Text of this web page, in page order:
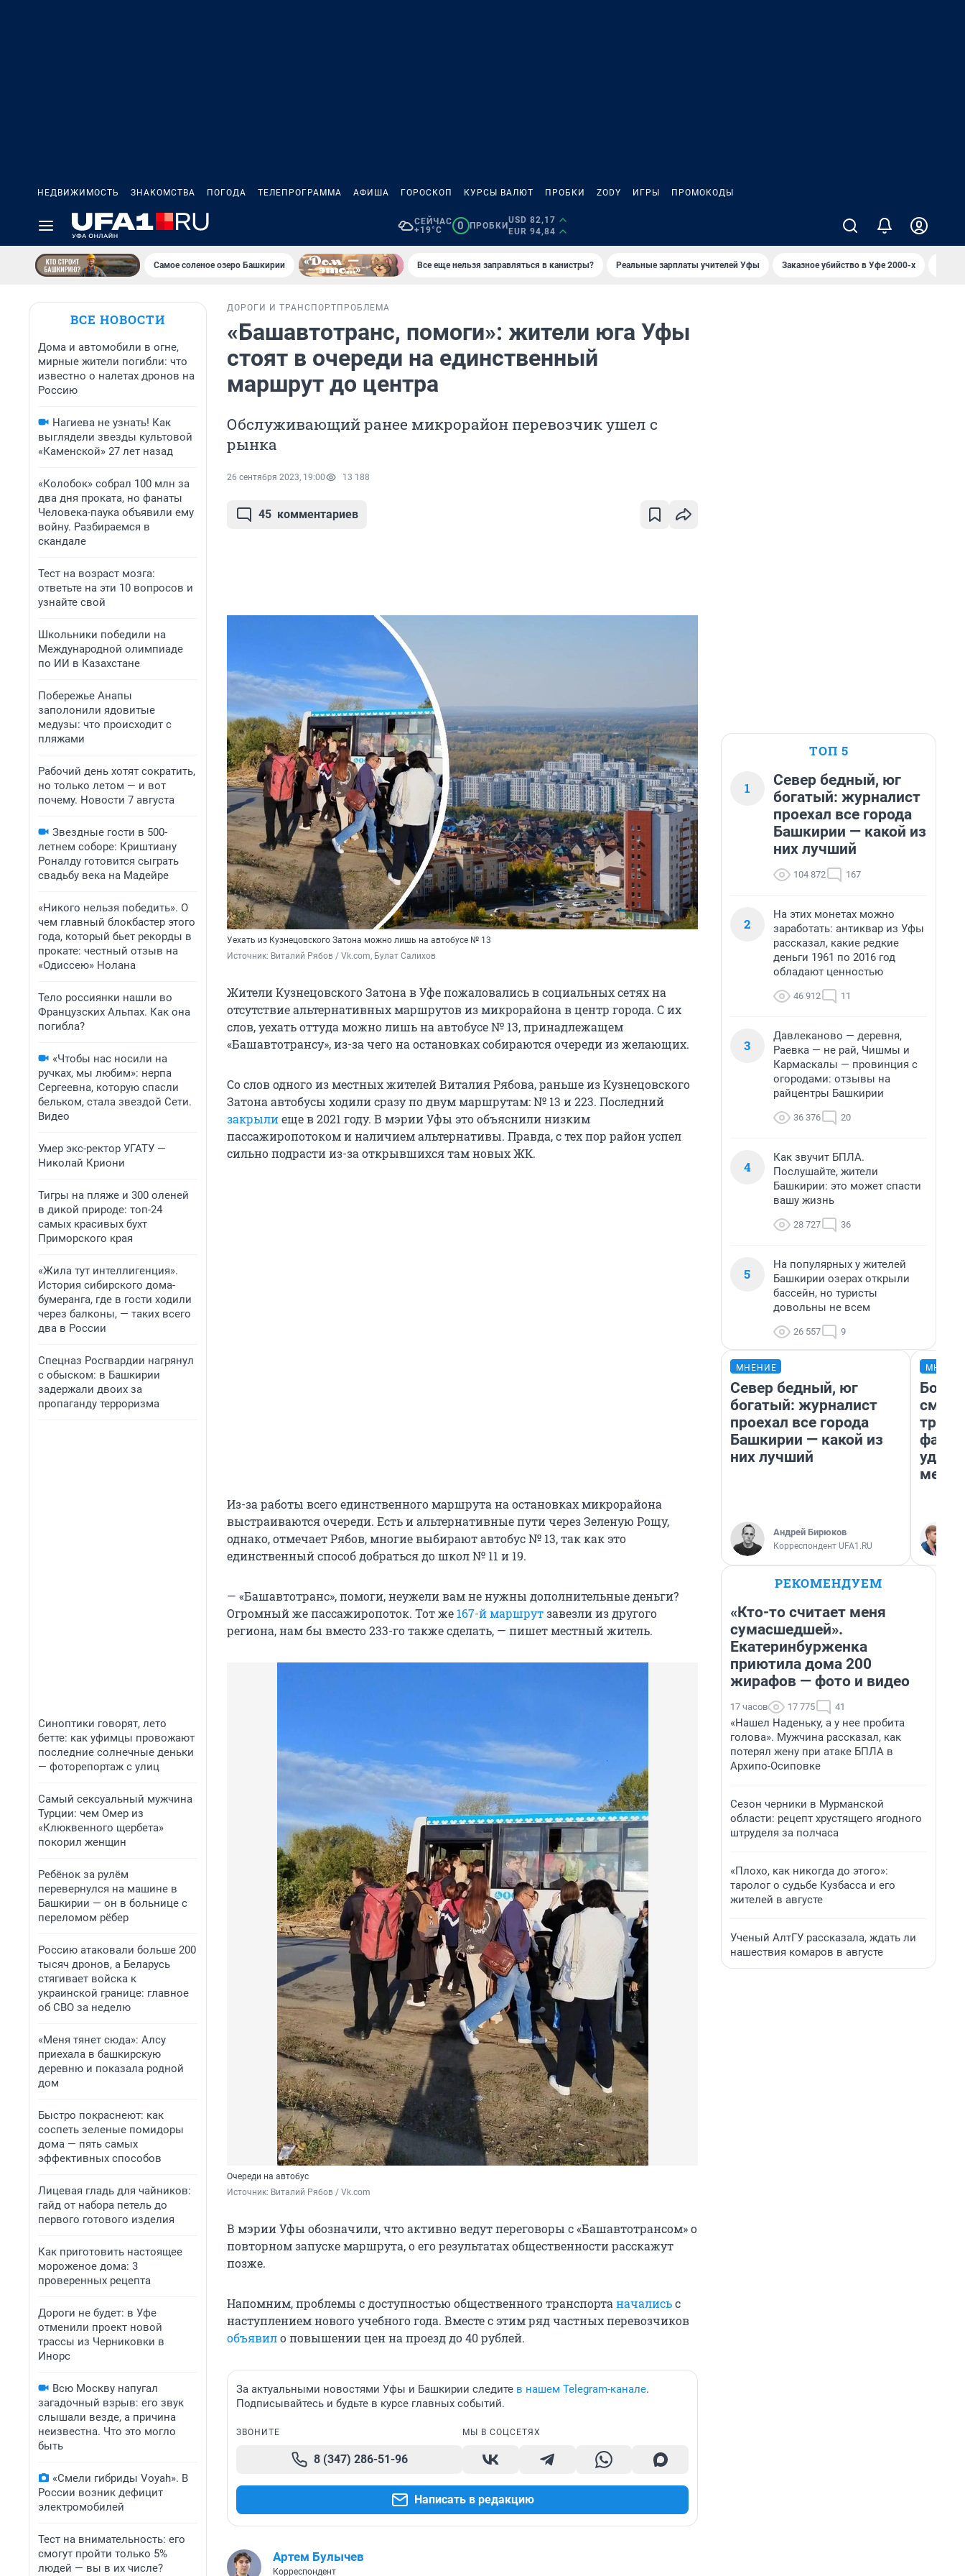
НЕДВИЖИМОСТЬ ЗНАКОМСТВА ПОГОДА ТЕЛЕПРОГРАММА АФИША ГОРОСКОП КУРСЫ ВАЛЮТ ПРОБКИ ZODY ИГРЫ ПРОМОКОДЫ
СЕЙЧАС
+19°C
0 ПРОБКИ
USD 82,17
EUR 94,84
Самое соленое озеро Башкирии Все еще нельзя заправляться в канистры? Реальные зарплаты учителей Уфы Заказное убийство в Уфе 2000-х
ВСЕ НОВОСТИ
Дома и автомобили в огне,
мирные жители погибли: что
известно о налетах дронов на
Россию
Нагиева не узнать! Как
выглядели звезды культовой
«Каменской» 27 лет назад
«Колобок» собрал 100 млн за
два дня проката, но фанаты
Человека-паука объявили ему
войну. Разбираемся в
скандале
Тест на возраст мозга:
ответьте на эти 10 вопросов и
узнайте свой
Школьники победили на
Международной олимпиаде
по ИИ в Казахстане
Побережье Анапы
заполонили ядовитые
медузы: что происходит с
пляжами
Рабочий день хотят сократить,
но только летом — и вот
почему. Новости 7 августа
Звездные гости в 500-
летнем соборе: Криштиану
Роналду готовится сыграть
свадьбу века на Мадейре
«Никого нельзя победить». О
чем главный блокбастер этого
года, который бьет рекорды в
прокате: честный отзыв на
«Одиссею» Нолана
Тело россиянки нашли во
Французских Альпах. Как она
погибла?
«Чтобы нас носили на
ручках, мы любим»: нерпа
Сергеевна, которую спасли
бельком, стала звездой Сети.
Видео
Умер экс-ректор УГАТУ —
Николай Криони
Тигры на пляже и 300 оленей
в дикой природе: топ-24
самых красивых бухт
Приморского края
«Жила тут интеллигенция».
История сибирского дома-
бумеранга, где в гости ходили
через балконы, — таких всего
два в России
Спецназ Росгвардии нагрянул
с обыском: в Башкирии
задержали двоих за
пропаганду терроризма
Синоптики говорят, лето
бетте: как уфимцы провожают
последние солнечные деньки
— фоторепортаж с улиц
Самый сексуальный мужчина
Турции: чем Омер из
«Клюквенного щербета»
покорил женщин
Ребёнок за рулём
перевернулся на машине в
Башкирии — он в больнице с
переломом рёбер
Россию атаковали больше 200
тысяч дронов, а Беларусь
стягивает войска к
украинской границе: главное
об СВО за неделю
«Меня тянет сюда»: Алсу
приехала в башкирскую
деревню и показала родной
дом
Быстро покраснеют: как
соспеть зеленые помидоры
дома — пять самых
эффективных способов
Лицевая гладь для чайников:
гайд от набора петель до
первого готового изделия
Как приготовить настоящее
мороженое дома: 3
проверенных рецепта
Дороги не будет: в Уфе
отменили проект новой
трассы из Черниковки в
Инорс
Всю Москву напугал
загадочный взрыв: его звук
слышали везде, а причина
неизвестна. Что это могло
быть
«Смели гибриды Voyah». В
России возник дефицит
электромобилей
Тест на внимательность: его
смогут пройти только 5%
людей — вы в их числе?
ДОРОГИ И ТРАНСПОРТ ПРОБЛЕМА
«Башавтотранс, помоги»: жители юга Уфы
стоят в очереди на единственный
маршрут до центра
Обслуживающий ранее микрорайон перевозчик ушел с
рынка
26 сентября 2023, 19:00 13 188
45 комментариев
Уехать из Кузнецовского Затона можно лишь на автобусе № 13
Источник: Виталий Рябов / Vk.com, Булат Салихов
Жители Кузнецовского Затона в Уфе пожаловались в социальных сетях на
отсутствие альтернативных маршрутов из микрорайона в центр города. С их
слов, уехать оттуда можно лишь на автобусе № 13, принадлежащем
«Башавтотрансу», из-за чего на остановках собираются очереди из желающих.
Со слов одного из местных жителей Виталия Рябова, раньше из Кузнецовского
Затона автобусы ходили сразу по двум маршрутам: № 13 и 223. Последний
закрылиеще в 2021 году. В мэрии Уфы это объяснили низким
пассажиропотоком и наличием альтернативы. Правда, с тех пор район успел
сильно подрасти из-за открывшихся там новых ЖК.
Из-за работы всего единственного маршрута на остановках микрорайона
выстраиваются очереди. Есть и альтернативные пути через Зеленую Рощу,
однако, отмечает Рябов, многие выбирают автобус № 13, так как это
единственный способ добраться до школ № 11 и 19.
— «Башавтотранс», помоги, неужели вам не нужны дополнительные деньги?
Огромный же пассажиропоток. Тот же 167-й маршрутзавезли из другого
региона, нам бы вместо 233-го также сделать, — пишет местный житель.
Очереди на автобус
Источник: Виталий Рябов / Vk.com
В мэрии Уфы обозначили, что активно ведут переговоры с «Башавтотрансом» о
повторном запуске маршрута, о его результатах общественности расскажут
позже.
Напомним, проблемы с доступностью общественного транспорта началисьс
наступлением нового учебного года. Вместе с этим ряд частных перевозчиков
объявило повышении цен на проезд до 40 рублей.
За актуальными новостями Уфы и Башкирии следите в нашем Telegram-канале.
Подписывайтесь и будьте в курсе главных событий.
ЗВОНИТЕ
8 (347) 286-51-96
МЫ В СОЦСЕТЯХ
Написать в редакцию
Артем Булычев
Корреспондент
ТОП 5
1
Север бедный, юг
богатый: журналист
проехал все города
Башкирии — какой из
них лучший
104 872 167
2
На этих монетах можно
заработать: антиквар из Уфы
рассказал, какие редкие
деньги 1961 по 2016 год
обладают ценностью
46 912 11
3
Давлеканово — деревня,
Раевка — не рай, Чишмы и
Кармаскалы — провинция с
огородами: отзывы на
райцентры Башкирии
36 376 20
4
Как звучит БПЛА.
Послушайте, жители
Башкирии: это может спасти
вашу жизнь
28 727 36
5
На популярных у жителей
Башкирии озерах открыли
бассейн, но туристы
довольны не всем
26 557 9
МНЕНИЕ
Север бедный, юг
богатый: журналист
проехал все города
Башкирии — какой из
них лучший
Андрей Бирюков
Корреспондент UFA1.RU
месте
РЕКОМЕНДУЕМ
«Кто-то считает меня
сумасшедшей».
Екатеринбурженка
приютила дома 200
жирафов — фото и видео
17 часов 17 775 41
«Нашел Наденьку, а у нее пробита
голова». Мужчина рассказал, как
потерял жену при атаке БПЛА в
Архипо-Осиповке
Сезон черники в Мурманской
области: рецепт хрустящего ягодного
штруделя за полчаса
«Плохо, как никогда до этого»:
таролог о судьбе Кузбасса и его
жителей в августе
Ученый АлтГУ рассказала, ждать ли
нашествия комаров в августе